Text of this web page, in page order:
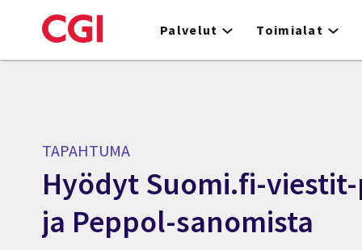
to
Palvelut Toimialat
TAPAHTUMA
Hyödyt Suomi.fi-
ja Peppol-sanomista